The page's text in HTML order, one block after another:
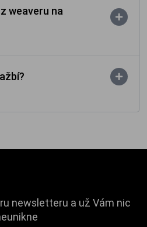
weaveru na
newsletteru a už Vám nic